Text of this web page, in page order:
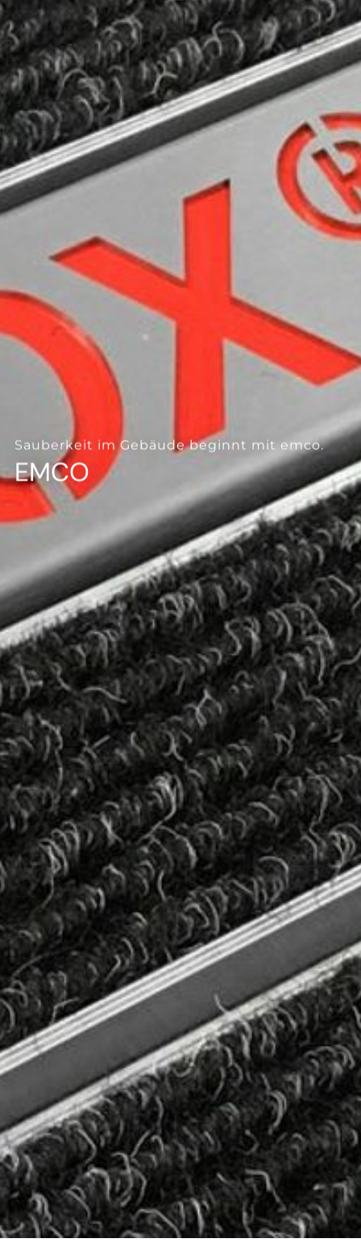
--
--
--
--
Sauberkeit im Gebäude beginnt mit emco.
EMCO